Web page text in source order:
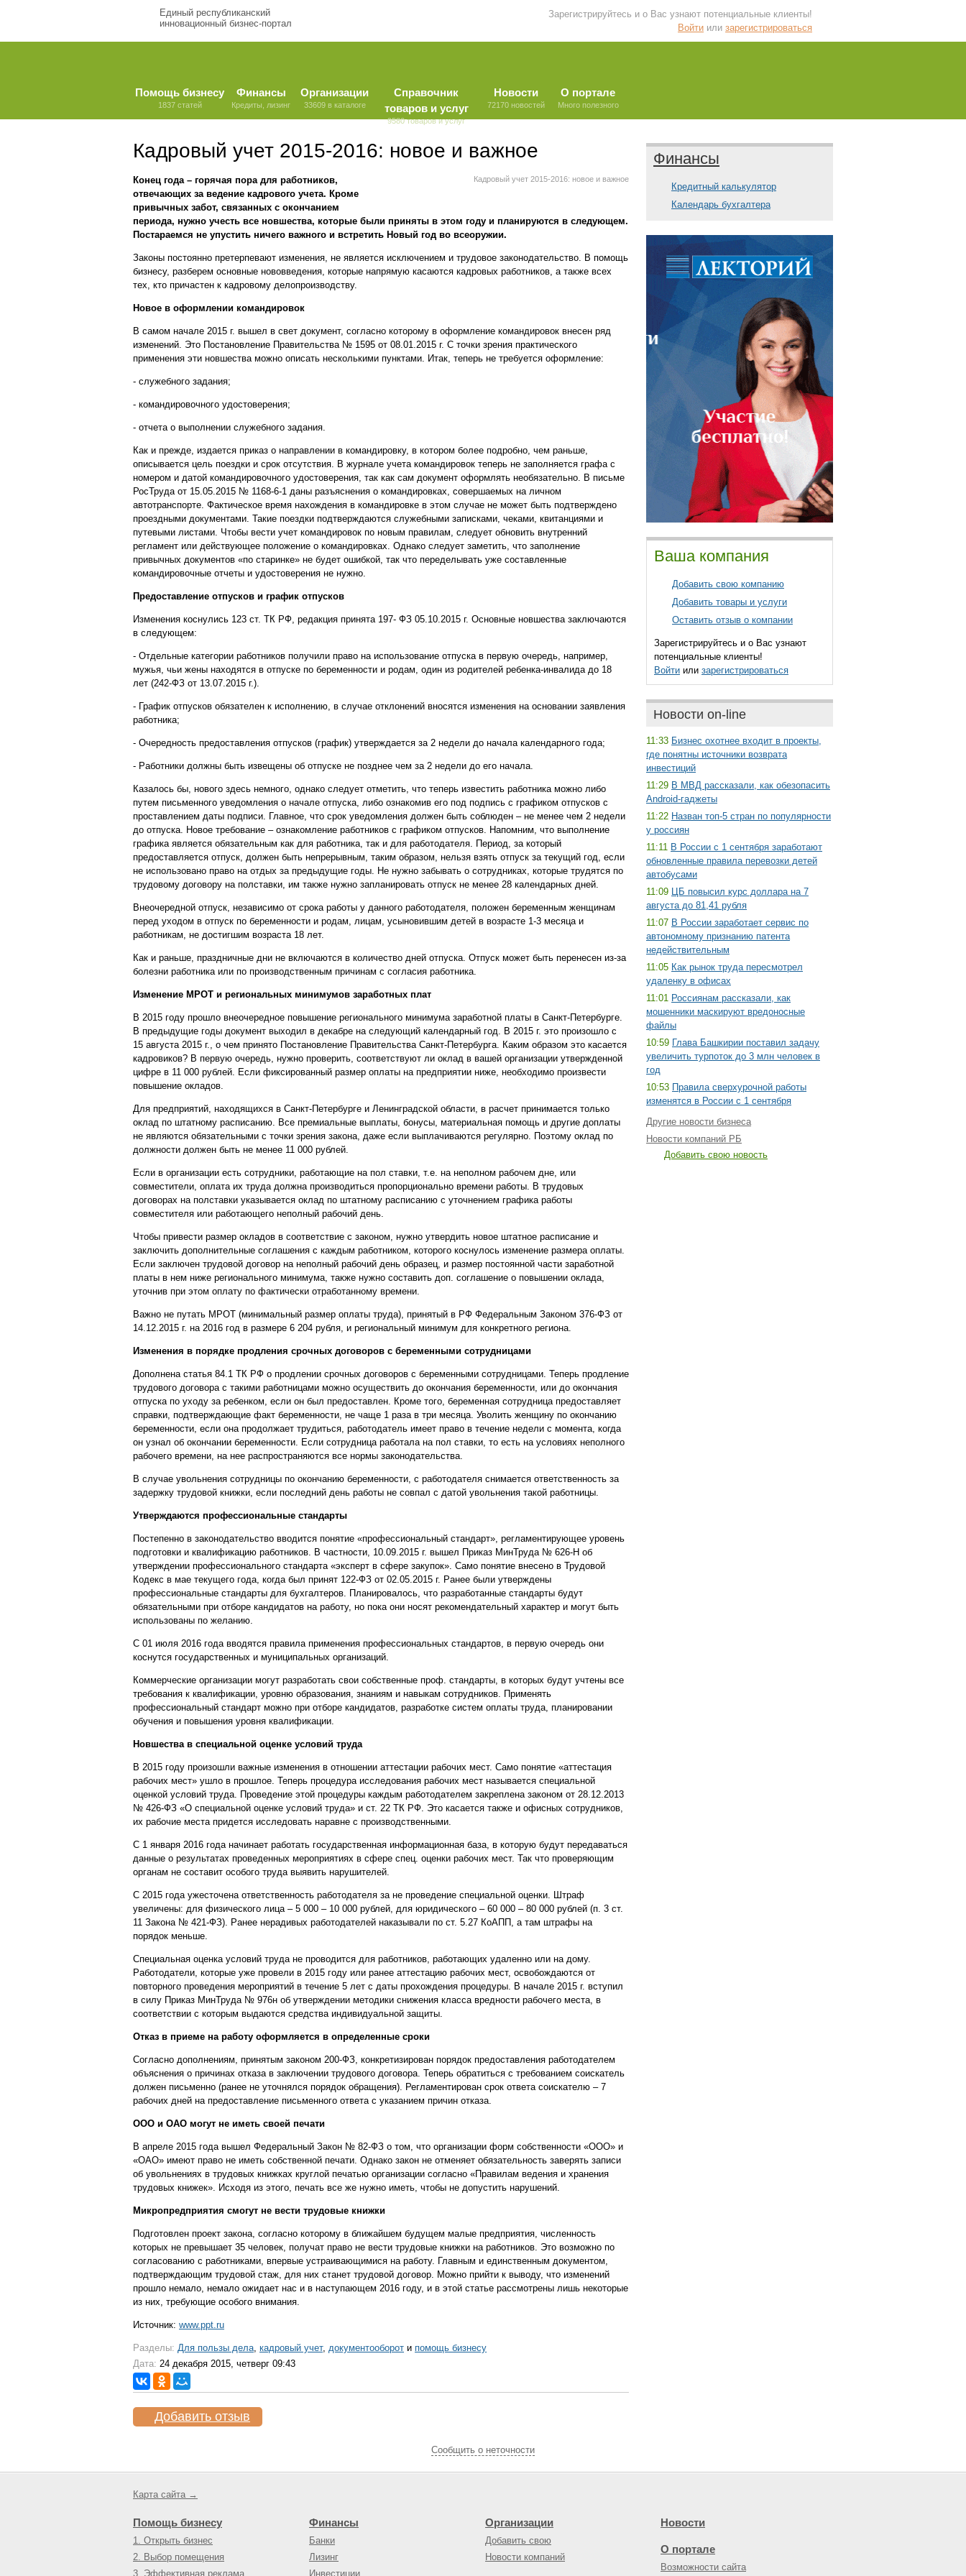
Единый республиканский
инновационный бизнес-портал
Зарегистрируйтесь и о Вас узнают потенциальные клиенты!
Войти или зарегистрироваться
Помощь бизнесу
1837 статей
Финансы
Кредиты, лизинг
Организации
33609 в каталоге
Справочник
товаров и услуг
9580 товаров и услуг
Новости
72170 новостей
О портале
Много полезного
Кадровый учет 2015-2016: новое и важное
Кадровый учет 2015-2016: новое и важное
Конец года – горячая пора для работников,
отвечающих за ведение кадрового учета. Кроме
привычных забот, связанных с окончанием
периода, нужно учесть все новшества, которые были приняты в этом году и планируются в следующем.
Постараемся не упустить ничего важного и встретить Новый год во всеоружии.
Законы постоянно претерпевают изменения, не является исключением и трудовое законодательство. В помощь
бизнесу, разберем основные нововведения, которые напрямую касаются кадровых работников, а также всех
тех, кто причастен к кадровому делопроизводству.
Новое в оформлении командировок
В самом начале 2015 г. вышел в свет документ, согласно которому в оформление командировок внесен ряд
изменений. Это Постановление Правительства № 1595 от 08.01.2015 г. С точки зрения практического
применения эти новшества можно описать несколькими пунктами. Итак, теперь не требуется оформление:
- служебного задания;
- командировочного удостоверения;
- отчета о выполнении служебного задания.
Как и прежде, издается приказ о направлении в командировку, в котором более подробно, чем раньше,
описывается цель поездки и срок отсутствия. В журнале учета командировок теперь не заполняется графа с
номером и датой командировочного удостоверения, так как сам документ оформлять необязательно. В письме
РосТруда от 15.05.2015 № 1168-6-1 даны разъяснения о командировках, совершаемых на личном
автотранспорте. Фактическое время нахождения в командировке в этом случае не может быть подтверждено
проездными документами. Такие поездки подтверждаются служебными записками, чеками, квитанциями и
путевыми листами. Чтобы вести учет командировок по новым правилам, следует обновить внутренний
регламент или действующее положение о командировках. Однако следует заметить, что заполнение
привычных документов «по старинке» не будет ошибкой, так что переделывать уже составленные
командировочные отчеты и удостоверения не нужно.
Предоставление отпусков и график отпусков
Изменения коснулись 123 ст. ТК РФ, редакция принята 197- ФЗ 05.10.2015 г. Основные новшества заключаются
в следующем:
- Отдельные категории работников получили право на использование отпуска в первую очередь, например,
мужья, чьи жены находятся в отпуске по беременности и родам, один из родителей ребенка-инвалида до 18
лет (242-ФЗ от 13.07.2015 г.).
- График отпусков обязателен к исполнению, в случае отклонений вносятся изменения на основании заявления
работника;
- Очередность предоставления отпусков (график) утверждается за 2 недели до начала календарного года;
- Работники должны быть извещены об отпуске не позднее чем за 2 недели до его начала.
Казалось бы, нового здесь немного, однако следует отметить, что теперь известить работника можно либо
путем письменного уведомления о начале отпуска, либо ознакомив его под подпись с графиком отпусков с
проставлением даты подписи. Главное, что срок уведомления должен быть соблюден – не менее чем 2 недели
до отпуска. Новое требование – ознакомление работников с графиком отпусков. Напомним, что выполнение
графика является обязательным как для работника, так и для работодателя. Период, за который
предоставляется отпуск, должен быть непрерывным, таким образом, нельзя взять отпуск за текущий год, если
не использовано право на отдых за предыдущие годы. Не нужно забывать о сотрудниках, которые трудятся по
трудовому договору на полставки, им также нужно запланировать отпуск не менее 28 календарных дней.
Внеочередной отпуск, независимо от срока работы у данного работодателя, положен беременным женщинам
перед уходом в отпуск по беременности и родам, лицам, усыновившим детей в возрасте 1-3 месяца и
работникам, не достигшим возраста 18 лет.
Как и раньше, праздничные дни не включаются в количество дней отпуска. Отпуск может быть перенесен из-за
болезни работника или по производственным причинам с согласия работника.
Изменение МРОТ и региональных минимумов заработных плат
В 2015 году прошло внеочередное повышение регионального минимума заработной платы в Санкт-Петербурге.
В предыдущие годы документ выходил в декабре на следующий календарный год. В 2015 г. это произошло с
15 августа 2015 г., о чем принято Постановление Правительства Санкт-Петербурга. Каким образом это касается
кадровиков? В первую очередь, нужно проверить, соответствуют ли оклад в вашей организации утвержденной
цифре в 11 000 рублей. Если фиксированный размер оплаты на предприятии ниже, необходимо произвести
повышение окладов.
Для предприятий, находящихся в Санкт-Петербурге и Ленинградской области, в расчет принимается только
оклад по штатному расписанию. Все премиальные выплаты, бонусы, материальная помощь и другие доплаты
не являются обязательными с точки зрения закона, даже если выплачиваются регулярно. Поэтому оклад по
должности должен быть не менее 11 000 рублей.
Если в организации есть сотрудники, работающие на пол ставки, т.е. на неполном рабочем дне, или
совместители, оплата их труда должна производиться пропорционально времени работы. В трудовых
договорах на полставки указывается оклад по штатному расписанию с уточнением графика работы
совместителя или работающего неполный рабочий день.
Чтобы привести размер окладов в соответствие с законом, нужно утвердить новое штатное расписание и
заключить дополнительные соглашения с каждым работником, которого коснулось изменение размера оплаты.
Если заключен трудовой договор на неполный рабочий день образец, и размер постоянной части заработной
платы в нем ниже регионального минимума, также нужно составить доп. соглашение о повышении оклада,
уточнив при этом оплату по фактически отработанному времени.
Важно не путать МРОТ (минимальный размер оплаты труда), принятый в РФ Федеральным Законом 376-ФЗ от
14.12.2015 г. на 2016 год в размере 6 204 рубля, и региональный минимум для конкретного региона.
Изменения в порядке продления срочных договоров с беременными сотрудницами
Дополнена статья 84.1 ТК РФ о продлении срочных договоров с беременными сотрудницами. Теперь продление
трудового договора с такими работницами можно осуществить до окончания беременности, или до окончания
отпуска по уходу за ребенком, если он был предоставлен. Кроме того, беременная сотрудница предоставляет
справки, подтверждающие факт беременности, не чаще 1 раза в три месяца. Уволить женщину по окончанию
беременности, если она продолжает трудиться, работодатель имеет право в течение недели с момента, когда
он узнал об окончании беременности. Если сотрудница работала на пол ставки, то есть на условиях неполного
рабочего времени, на нее распространяются все нормы законодательства.
В случае увольнения сотрудницы по окончанию беременности, с работодателя снимается ответственность за
задержку трудовой книжки, если последний день работы не совпал с датой увольнения такой работницы.
Утверждаются профессиональные стандарты
Постепенно в законодательство вводится понятие «профессиональный стандарт», регламентирующее уровень
подготовки и квалификацию работников. В частности, 10.09.2015 г. вышел Приказ МинТруда № 626-Н об
утверждении профессионального стандарта «эксперт в сфере закупок». Само понятие внесено в Трудовой
Кодекс в мае текущего года, когда был принят 122-ФЗ от 02.05.2015 г. Ранее были утверждены
профессиональные стандарты для бухгалтеров. Планировалось, что разработанные стандарты будут
обязательными при отборе кандидатов на работу, но пока они носят рекомендательный характер и могут быть
использованы по желанию.
С 01 июля 2016 года вводятся правила применения профессиональных стандартов, в первую очередь они
коснутся государственных и муниципальных организаций.
Коммерческие организации могут разработать свои собственные проф. стандарты, в которых будут учтены все
требования к квалификации, уровню образования, знаниям и навыкам сотрудников. Применять
профессиональный стандарт можно при отборе кандидатов, разработке систем оплаты труда, планировании
обучения и повышения уровня квалификации.
Новшества в специальной оценке условий труда
В 2015 году произошли важные изменения в отношении аттестации рабочих мест. Само понятие «аттестация
рабочих мест» ушло в прошлое. Теперь процедура исследования рабочих мест называется специальной
оценкой условий труда. Проведение этой процедуры каждым работодателем закреплена законом от 28.12.2013
№ 426-ФЗ «О специальной оценке условий труда» и ст. 22 ТК РФ. Это касается также и офисных сотрудников,
их рабочие места придется исследовать наравне с производственными.
С 1 января 2016 года начинает работать государственная информационная база, в которую будут передаваться
данные о результатах проведенных мероприятиях в сфере спец. оценки рабочих мест. Так что проверяющим
органам не составит особого труда выявить нарушителей.
С 2015 года ужесточена ответственность работодателя за не проведение специальной оценки. Штраф
увеличены: для физического лица – 5 000 – 10 000 рублей, для юридического – 60 000 – 80 000 рублей (п. 3 ст.
11 Закона № 421-ФЗ). Ранее нерадивых работодателей наказывали по ст. 5.27 КоАПП, а там штрафы на
порядок меньше.
Специальная оценка условий труда не проводится для работников, работающих удаленно или на дому.
Работодатели, которые уже провели в 2015 году или ранее аттестацию рабочих мест, освобождаются от
повторного проведения мероприятий в течение 5 лет с даты прохождения процедуры. В начале 2015 г. вступил
в силу Приказ МинТруда № 976н об утверждении методики снижения класса вредности рабочего места, в
соответствии с которым выдаются средства индивидуальной защиты.
Отказ в приеме на работу оформляется в определенные сроки
Согласно дополнениям, принятым законом 200-ФЗ, конкретизирован порядок предоставления работодателем
объяснения о причинах отказа в заключении трудового договора. Теперь обратиться с требованием соискатель
должен письменно (ранее не уточнялся порядок обращения). Регламентирован срок ответа соискателю – 7
рабочих дней на предоставление письменного ответа с указанием причин отказа.
ООО и ОАО могут не иметь своей печати
В апреле 2015 года вышел Федеральный Закон № 82-ФЗ о том, что организации форм собственности «ООО» и
«ОАО» имеют право не иметь собственной печати. Однако закон не отменяет обязательность заверять записи
об увольнениях в трудовых книжках круглой печатью организации согласно «Правилам ведения и хранения
трудовых книжек». Исходя из этого, печать все же нужно иметь, чтобы не допустить нарушений.
Микропредприятия смогут не вести трудовые книжки
Подготовлен проект закона, согласно которому в ближайшем будущем малые предприятия, численность
которых не превышает 35 человек, получат право не вести трудовые книжки на работников. Это возможно по
согласованию с работниками, впервые устраивающимися на работу. Главным и единственным документом,
подтверждающим трудовой стаж, для них станет трудовой договор. Можно прийти к выводу, что изменений
прошло немало, немало ожидает нас и в наступающем 2016 году, и в этой статье рассмотрены лишь некоторые
из них, требующие особого внимания.
Источник: www.ppt.ru
Разделы: Для пользы дела, кадровый учет, документооборот и помощь бизнесу
Дата: 24 декабря 2015, четверг 09:43
Добавить отзыв
Финансы
Кредитный калькулятор
Календарь бухгалтера
Ваша компания
Добавить свою компанию
Добавить товары и услуги
Оставить отзыв о компании
Зарегистрируйтесь и о Вас узнают
потенциальные клиенты!
Войти или зарегистрироваться
Новости on-line
11:33 Бизнес охотнее входит в проекты,
где понятны источники возврата
инвестиций
11:29 В МВД рассказали, как обезопасить
Android-гаджеты
11:22 Назван топ-5 стран по популярности
у россиян
11:11 В России с 1 сентября заработают
обновленные правила перевозки детей
автобусами
11:09 ЦБ повысил курс доллара на 7
августа до 81,41 рубля
11:07 В России заработает сервис по
автономному признанию патента
недействительным
11:05 Как рынок труда пересмотрел
удаленку в офисах
11:01 Россиянам рассказали, как
мошенники маскируют вредоносные
файлы
10:59 Глава Башкирии поставил задачу
увеличить турпоток до 3 млн человек в
год
10:53 Правила сверхурочной работы
изменятся в России с 1 сентября
Другие новости бизнеса
Новости компаний РБ
Добавить свою новость
Cообщить о неточности
Карта сайта →
Помощь бизнесу
1. Открыть бизнес
2. Выбор помещения
3. Эффективная реклама
Финансы
Банки
Лизинг
Инвестиции
Организации
Добавить свою
Новости компаний
Новости
О портале
Возможности сайта